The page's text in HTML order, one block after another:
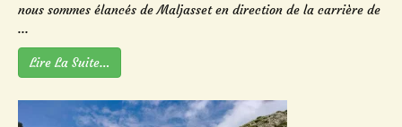
nous sommes élancés de Maljasset en direction de la carrière de
...
Lire La Suite…